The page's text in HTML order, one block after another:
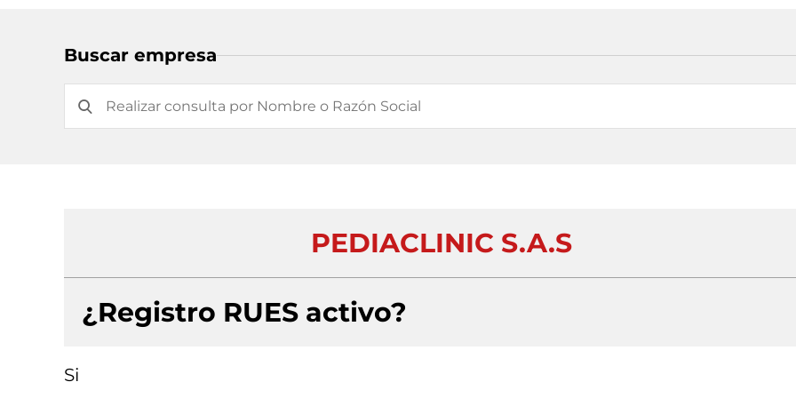
Buscar empresa
PEDIACLINIC S.A.S
¿Registro RUES activo?
Si